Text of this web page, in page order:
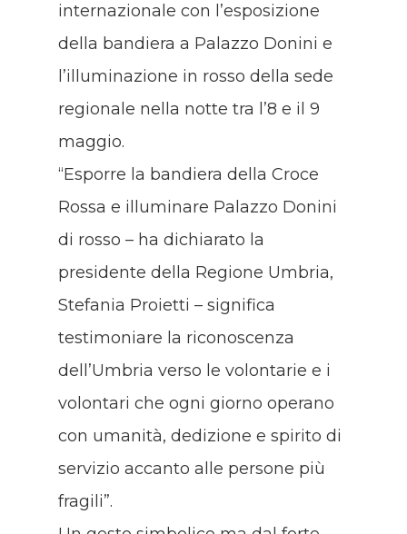
internazionale con l’esposizione
della bandiera a Palazzo Donini e
l’illuminazione in rosso della sede
regionale nella notte tra l’8 e il 9
maggio.
“Esporre la bandiera della Croce
Rossa e illuminare Palazzo Donini
di rosso – ha dichiarato la
presidente della Regione Umbria,
Stefania Proietti – significa
testimoniare la riconoscenza
dell’Umbria verso le volontarie e i
volontari che ogni giorno operano
con umanità, dedizione e spirito di
servizio accanto alle persone più
fragili”.